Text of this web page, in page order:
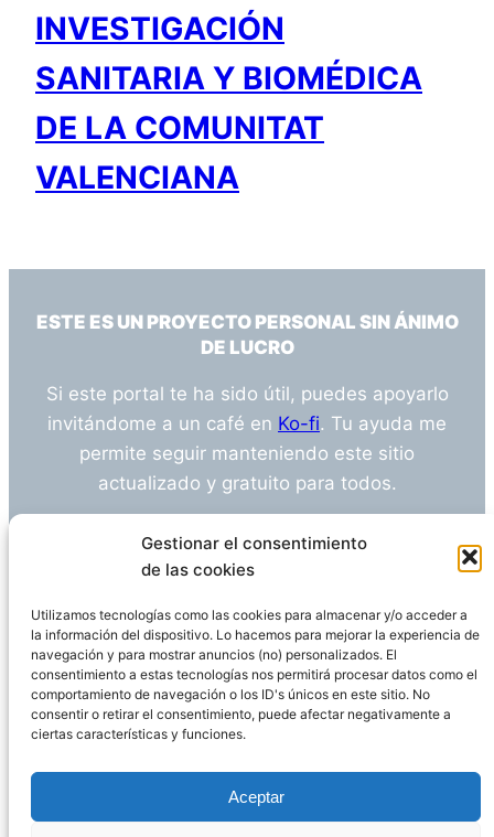
Gestionar el consentimiento
de las cookies
Utilizamos tecnologías como las cookies para almacenar y/o acceder a
la información del dispositivo. Lo hacemos para mejorar la experiencia de
navegación y para mostrar anuncios (no) personalizados. El
consentimiento a estas tecnologías nos permitirá procesar datos como el
comportamiento de navegación o los ID's únicos en este sitio. No
consentir o retirar el consentimiento, puede afectar negativamente a
ciertas características y funciones.
Aceptar
INVESTIGACIÓN
SANITARIA Y BIOMÉDICA
DE LA COMUNITAT
VALENCIANA
ESTE ES UN PROYECTO PERSONAL SIN ÁNIMO
DE LUCRO
Si este portal te ha sido útil, puedes apoyarlo
invitándome a un café en Ko-fi. Tu ayuda me
permite seguir manteniendo este sitio
actualizado y gratuito para todos.
¿Tienes alguna duda o sugerencia? Escríbeme
info@empleosanitarioinvestigacion.es
Descargo de Responsabilidad
Declaración de Privacidad Política de cookies
WordPress